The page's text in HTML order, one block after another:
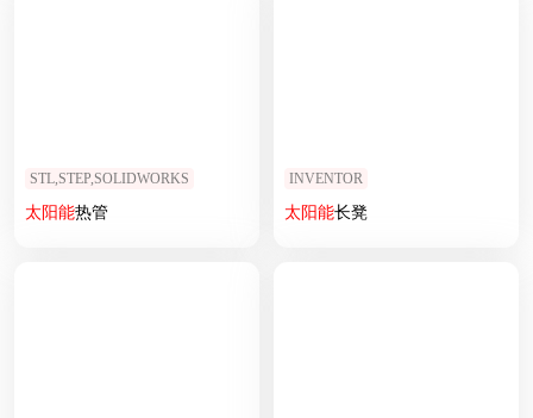
STL,STEP,SOLIDWORKS
太阳能热管
INVENTOR
太阳能长凳